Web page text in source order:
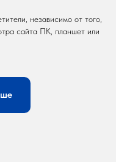
независимо от того,
сайта ПК, планшет или